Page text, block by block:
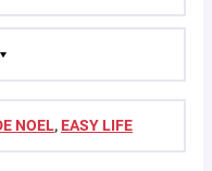
NOEL, EASY LIFE